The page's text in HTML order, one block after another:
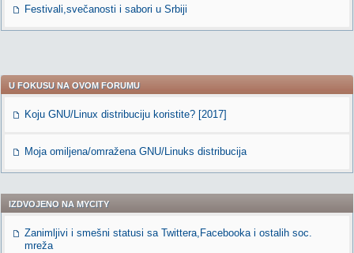
Festivali,svečanosti i sabori u Srbiji
U FOKUSU NA OVOM FORUMU
Koju GNU/Linux distribuciju koristite? [2017]
Moja omiljena/omražena GNU/Linuks distribucija
IZDVOJENO NA MYCITY
Zanimljivi i smešni statusi sa Twittera,Facebooka i ostalih soc.
mreža